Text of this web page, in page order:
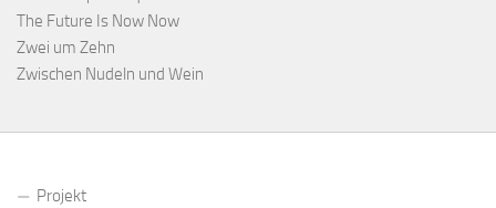
The Future Is Now Now
Zwei um Zehn
Zwischen Nudeln und Wein
Projekt